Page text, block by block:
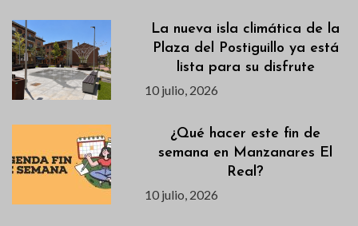
La nueva isla climática de la
Plaza del Postiguillo ya está
lista para su disfrute
10 julio, 2026
¿Qué hacer este fin de
semana en Manzanares El
Real?
10 julio, 2026